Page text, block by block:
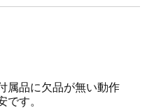
属品に欠品が無い動作
です。